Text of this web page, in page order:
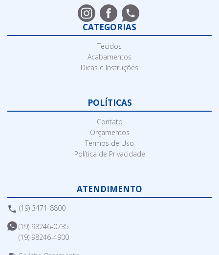
CATEGORIAS
Tecidos
Acabamentos
Dicas e Instruções
POLÍTICAS
Contato
Orçamentos
Termos de Uso
Política de Privacidade
ATENDIMENTO
(19) 3471-8800
(19) 98246-0735
(19) 98246-4900